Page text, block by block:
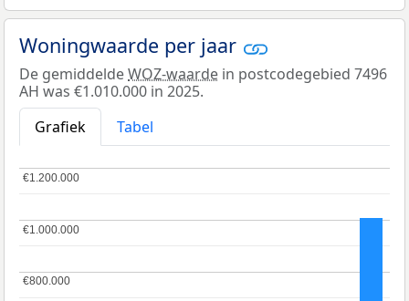
Woningwaarde per jaar
De gemiddeldeWOZ-waarde in postcodegebied 7496
AH was €1.010.000 in 2025.
Grafiek
Tabel
€800.000
€800.000
€1.000.000
€1.000.000
€1.200.000
€1.200.000